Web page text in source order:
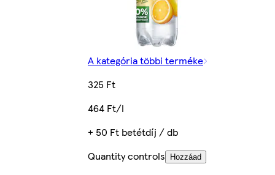
A kategória többi terméke
325 Ft
464 Ft/l
+ 50 Ft betétdíj / db
Quantity controls
Hozzáad